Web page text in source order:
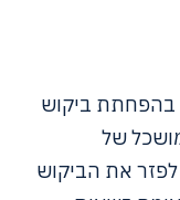
בהפחתת ביקוש
של
לפזר את הביקוש